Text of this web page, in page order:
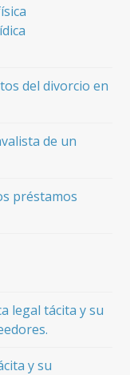
del divorcio en
de un
préstamos
legal tácita y su
y su